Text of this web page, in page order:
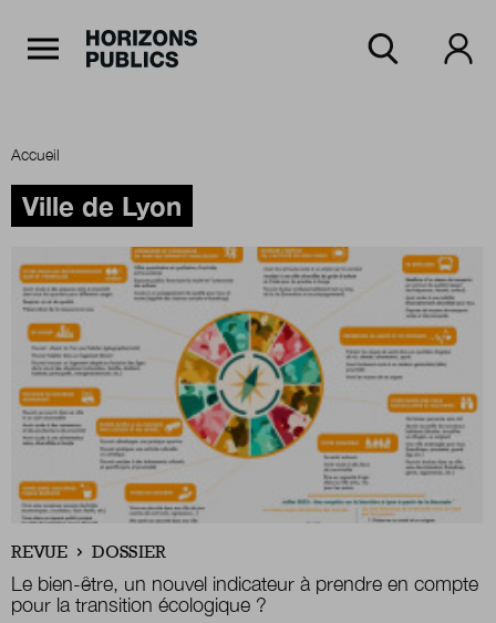
Accueil
Rubriques
Thèmes
Numéros
Boutique
Accueil
Ville de Lyon
REVUE DOSSIER
Le bien-être, un nouvel indicateur à prendre en compte
pour la transition écologique ?